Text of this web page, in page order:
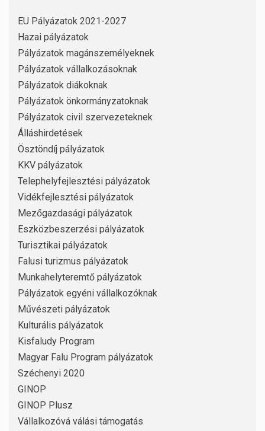
EU Pályázatok 2021-2027
Hazai pályázatok
Pályázatok magánszemélyeknek
Pályázatok vállalkozásoknak
Pályázatok diákoknak
Pályázatok önkormányzatoknak
Pályázatok civil szervezeteknek
Álláshirdetések
Ösztöndíj pályázatok
KKV pályázatok
Telephelyfejlesztési pályázatok
Vidékfejlesztési pályázatok
Mezőgazdasági pályázatok
Eszközbeszerzési pályázatok
Turisztikai pályázatok
Falusi turizmus pályázatok
Munkahelyteremtő pályázatok
Pályázatok egyéni vállalkozóknak
Művészeti pályázatok
Kulturális pályázatok
Kisfaludy Program
Magyar Falu Program pályázatok
Széchenyi 2020
GINOP
GINOP Plusz
Vállalkozóvá válási támogatás